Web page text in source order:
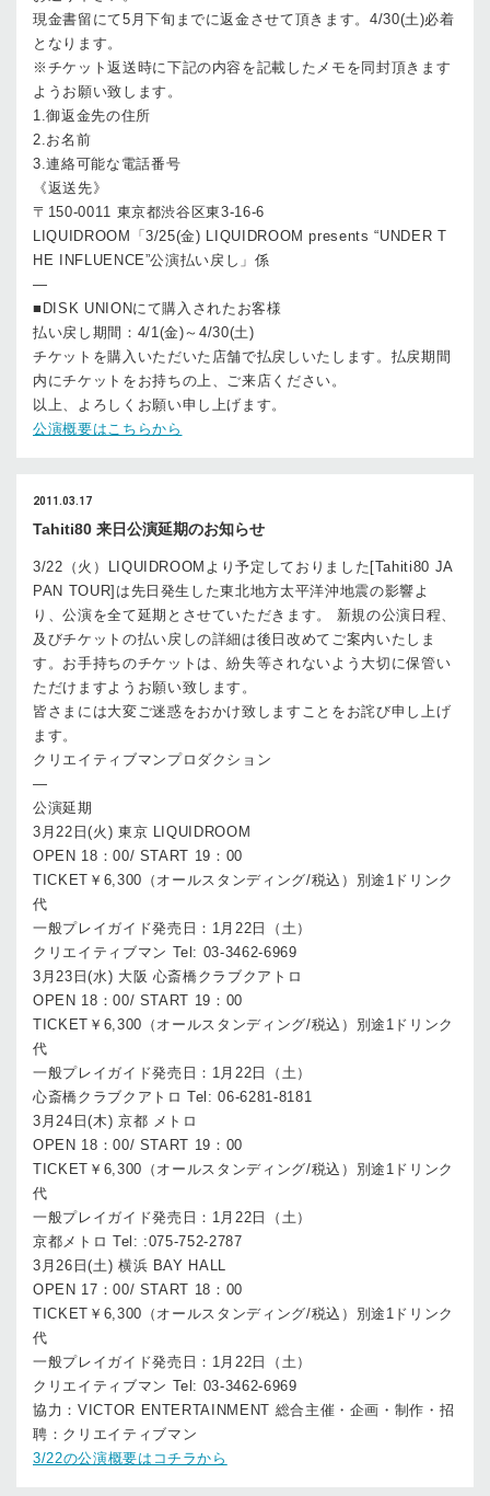
現金書留にて5月下旬までに返金させて頂きます。4/30(土)必着
となります。
※チケット返送時に下記の内容を記載したメモを同封頂きます
ようお願い致します。
1.御返金先の住所
2.お名前
3.連絡可能な電話番号
《返送先》
〒150-0011 東京都渋谷区東3-16-6
LIQUIDROOM「3/25(金) LIQUIDROOM presents “UNDER T
HE INFLUENCE”公演払い戻し」係
—
■DISK UNIONにて購入されたお客様
払い戻し期間：4/1(金)～4/30(土)
チケットを購入いただいた店舗で払戻しいたします。払戻期間
内にチケットをお持ちの上、ご来店ください。
以上、よろしくお願い申し上げます。
公演概要はこちらから
2011.03.17
Tahiti80 来日公演延期のお知らせ
3/22（火）LIQUIDROOMより予定しておりました[Tahiti80 JA
PAN TOUR]は先日発生した東北地方太平洋沖地震の影響よ
り、公演を全て延期とさせていただきます。 新規の公演日程、
及びチケットの払い戻しの詳細は後日改めてご案内いたしま
す。お手持ちのチケットは、紛失等されないよう大切に保管い
ただけますようお願い致します。
皆さまには大変ご迷惑をおかけ致しますことをお詫び申し上げ
ます。
クリエイティブマンプロダクション
—
公演延期
3月22日(火) 東京 LIQUIDROOM
OPEN 18：00/ START 19：00
TICKET￥6,300（オールスタンディング/税込）別途1ドリンク
代
一般プレイガイド発売日：1月22日（土）
クリエイティブマン Tel: 03-3462-6969
3月23日(水) 大阪 心斎橋クラブクアトロ
OPEN 18：00/ START 19：00
TICKET￥6,300（オールスタンディング/税込）別途1ドリンク
代
一般プレイガイド発売日：1月22日（土）
心斎橋クラブクアトロ Tel: 06-6281-8181
3月24日(木) 京都 メトロ
OPEN 18：00/ START 19：00
TICKET￥6,300（オールスタンディング/税込）別途1ドリンク
代
一般プレイガイド発売日：1月22日（土）
京都メトロ Tel: :075-752-2787
3月26日(土) 横浜 BAY HALL
OPEN 17：00/ START 18：00
TICKET￥6,300（オールスタンディング/税込）別途1ドリンク
代
一般プレイガイド発売日：1月22日（土）
クリエイティブマン Tel: 03-3462-6969
協力：VICTOR ENTERTAINMENT 総合主催・企画・制作・招
聘：クリエイティブマン
3/22の公演概要はコチラから